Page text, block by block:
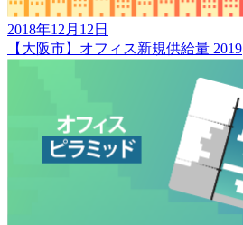
2018年12月12日
【大阪市】オフィス新規供給量 2019